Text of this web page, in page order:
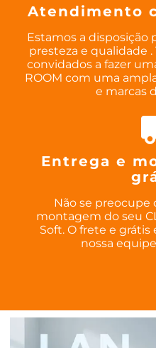
Atendimento
Estamos a disposição
presteza e qualidade
convidados a fazer
ROOM com uma
e marcas
Entrega e
Não se preocupe
montagem do seu
Soft. O frete e grátis
nossa